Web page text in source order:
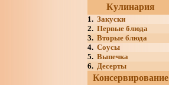
Кулинария
1. Закуски
2. Первые блюда
3. Вторые блюда
4. Соусы
5. Выпечка
6. Десерты
Консервирование